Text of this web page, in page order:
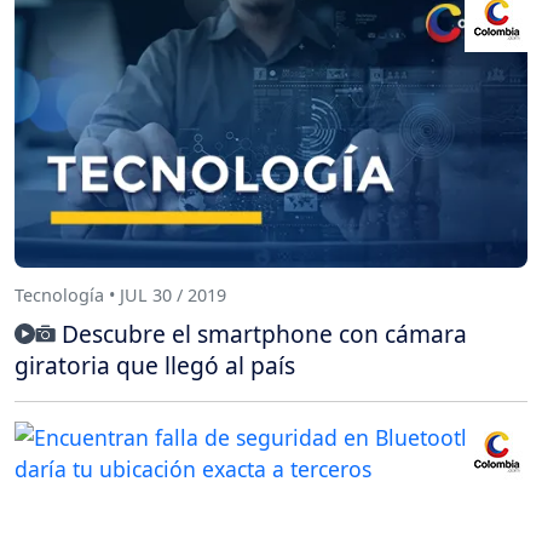
Tecnología • JUL 30 / 2019
Descubre el smartphone con cámara
giratoria que llegó al país